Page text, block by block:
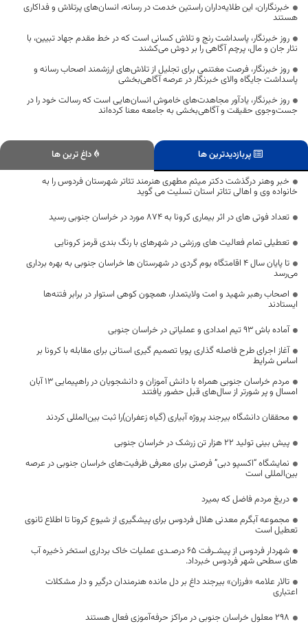
خبرنگاران، این طلایه‌داران راستین خدمت در رسانه، انسان‌های پرتلاش و فداکاری
هستند
روز خبرنگار، پاسداشت رنج و تلاش کسانی است که در خط مقدم جهاد تبیین، با
نثار جان و مال، پرچم آگاهی را بر دوش می‌کشند
روز خبرنگار، فرصت مغتنمی برای تجلیل از تلاش‌های ارزشمند اصحاب رسانه و
پاسداشت جایگاه والای خبرنگار در عرصه آگاهی‌بخشی
روز خبرنگار، یادآور مجاهدت‌های خاموش انسان‌هایی است که رسالت خود را در
جست‌وجوی حقیقت و آگاهی‌بخشی به جامعه معنا کرده‌اند
پربازدیدترین ها
داغ ترین ها
خبر وهنر درگذشت دکتر میثم مطهری هنرمند تئاتر شهرستان فردوس را به
خانواده وی و اهالی تئاتر استان تسلیت می گوید
تعداد فوتی های در اثر بیماری کرونا به 874 مورد در خراسان جنوبی رسید
تعطیلی تمام فعالیت های ورزشی در شهرهای با رنگ بندی قرمز کرونایی
تا پایان سال ۴ اقامتگاه بوم گردی در شهرستان ها خراسان جنوبی به بهره برداری
می‌رسد
اصحاب رهبر شهید و امت ولایتمدار، همچون کوهی استوار در برابر فتنه‌ها
ایستادند
آماده باش ۹۳ تیم امدادی و عملیاتی در خراسان جنوبی
آغاز اجرای طرح فاصله گذاری پویا تصمیم گیری استانی برای مقابله با کرونا بر
اساس شرایط
مردم خراسان جنوبی همراه با دانش آموزان و دانشجویان در راهپیمایی ۱۳ آبان
امسال و پر شورتر از سال‌های قبل حضور یافتند
محققان دانشگاه بیرجند پروژه آبیاری (گیاه زعفران)را ثبت بین‌المللی کردند
پیش بینی تولید ۲۲ هزار تن زرشک در خراسان جنوبی
نمایشگاه “اکسپو دبی” فرصتی برای معرفی ظرفیت‌های خراسان جنوبی در عرصه
بین‌المللی است
دریغ مردم فاضل که بمیرد
مجموعه آبگرم معدنی هلال فردوس برای پیشگیری از شیوع کروتا تا اطلاع ثانوی
تعطیل است
شهردار فردوس از پیشـرفت ۶۵ درصـدی عملیات خاک برداری استخر ذخیره آب
های سطحی شهر فردوس خبرداد.
تالار علامه «فرزان» بیرجند داغ بر دل مانده هنرمندان درگیر و دار مشکلات
اعتباری
۲۹۸ معلول خراسان جنوبی در مراکز حرفه‌آموزی فعال هستند